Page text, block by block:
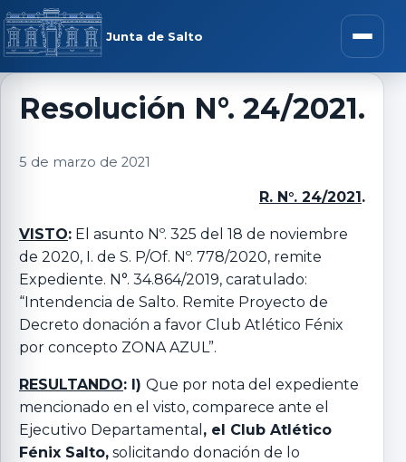
Saltar al contenido
Junta de Salto Abrir
menú
Resolución N°. 24/2021.
5 de marzo de 2021
R. N°. 24/2021.
VISTO: El asunto Nº. 325 del 18 de noviembre
de 2020, I. de S. P/Of. Nº. 778/2020, remite
Expediente. N°. 34.864/2019, caratulado:
“Intendencia de Salto. Remite Proyecto de
Decreto donación a favor Club Atlético Fénix
por concepto ZONA AZUL”.
RESULTANDO: I) Que por nota del expediente
mencionado en el visto, comparece ante el
Ejecutivo Departamental , el Club Atlético
Fénix Salto, solicitando donación de lo